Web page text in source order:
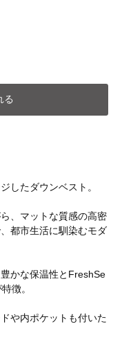
る
したダウンベスト。
、マットな質感の高密
都市生活に馴染むモダ
かな保温性とFreshSe
徴。
や内ポケットも付いた